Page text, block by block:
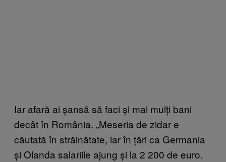
Iar afară ai șansă să faci și mai mulți bani
decât în România. „Meseria de zidar e
căutată în străinătate, iar în țări ca Germania
și Olanda salariile ajung și la 2 200 de euro.